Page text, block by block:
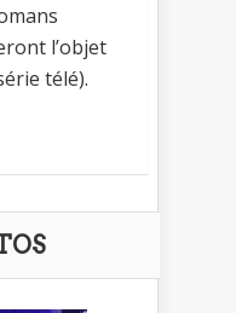
l’objet
télé).